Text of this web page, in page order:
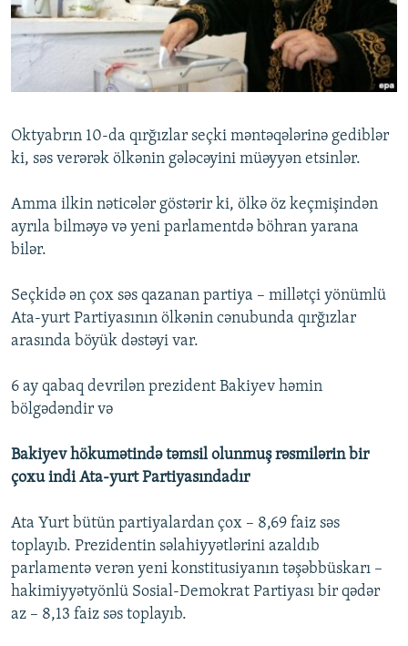
İNFOQRAFIKA
KARIKATURA
AZƏRBAYCAN ƏDƏBIYYATI KITABXANASI
İSLAM VƏ DEMOKRATIYA
İZ - MƏDƏNIYYƏT PROQRAMI
MISSIYAMIZ
PEŞƏ ETIKASI VƏ JURNALISTIKA STANDARTLARIMIZ
MATERIALLARIMIZDAN ISTIFADƏ
BIZIMLƏ ƏLAQƏ
BIZI IZLƏ
Oktyabrın 10-da qırğızlar seçki məntəqələrinə gediblər
ki, səs verərək ölkənin gələcəyini müəyyən etsinlər.
Amma ilkin nəticələr göstərir ki, ölkə öz keçmişindən
ayrıla bilməyə və yeni parlamentdə böhran yarana
bilər.
Seçkidə ən çox səs qazanan partiya – millətçi yönümlü
Ata-yurt Partiyasının ölkənin cənubunda qırğızlar
arasında böyük dəstəyi var.
6 ay qabaq devrilən prezident Bakiyev həmin
bölgədəndir və
Bakiyev hökumətində təmsil olunmuş rəsmilərin bir
çoxu indi Ata-yurt Partiyasındadır
Ata Yurt bütün partiyalardan çox – 8,69 faiz səs
toplayıb. Prezidentin səlahiyyətlərini azaldıb
parlamentə verən yeni konstitusiyanın təşəbbüskarı –
hakimiyyətyönlü Sosial-Demokrat Partiyası bir qədər
az – 8,13 faiz səs toplayıb.